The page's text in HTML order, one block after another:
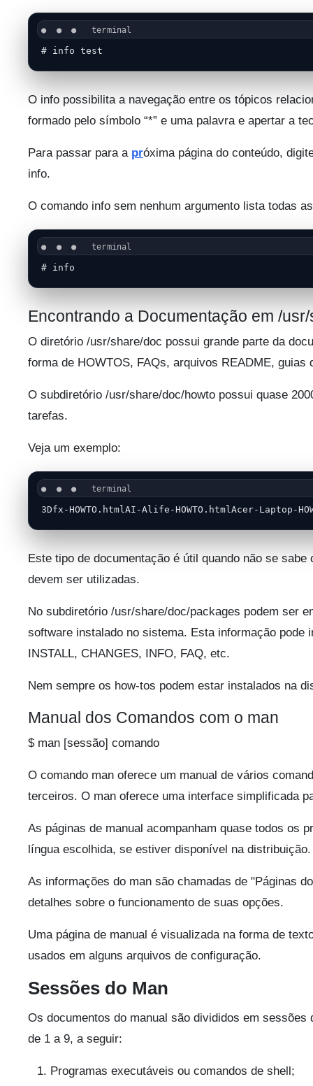
# info test
O info possibilita a navegação entre os tópicos
formado pelo símbolo “*” e uma palavra e apertar a
Para passar para a próxima página do conteúdo,
info.
O comando info sem nenhum argumento lista todas
# info
Encontrando a Documentação em /
O diretório /usr/share/doc possui grande parte da
forma de HOWTOS, FAQs, arquivos README, guias
O subdiretório /usr/share/doc/howto possui quase
tarefas.
Veja um exemplo:
3Dfx-HOWTO.htmlAI-Alife-HOWTO.htmlAcer-Laptop-
Este tipo de documentação é útil quando não se
devem ser utilizadas.
No subdiretório /usr/share/doc/packages podem ser
software instalado no sistema. Esta informação
INSTALL, CHANGES, INFO, FAQ, etc.
Nem sempre os how-tos podem estar instalados na
Manual dos Comandos com o man
$ man [sessão] comando
O comando man oferece um manual de vários
terceiros. O man oferece uma interface simplificada
As páginas de manual acompanham quase todos os
língua escolhida, se estiver disponível na distribuição.
As informações do man são chamadas de "Páginas
detalhes sobre o funcionamento de suas opções.
Uma página de manual é visualizada na forma de
usados em alguns arquivos de configuração.
Sessões do Man
Os documentos do manual são divididos em
de 1 a 9, a seguir:
Programas executáveis ou comandos de shell;